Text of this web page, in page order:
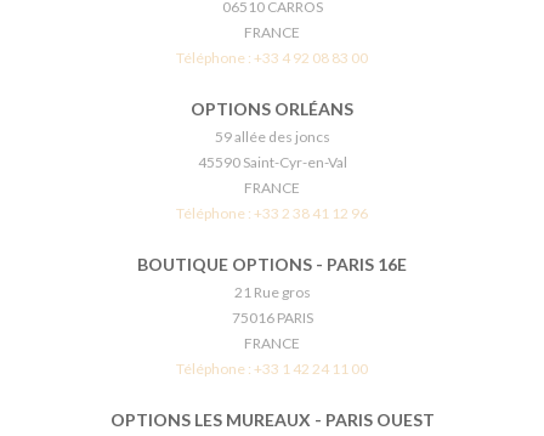
06510 CARROS
FRANCE
Téléphone : +33 4 92 08 83 00
OPTIONS ORLÉANS
59 allée des joncs
45590 Saint-Cyr-en-Val
FRANCE
Téléphone : +33 2 38 41 12 96
BOUTIQUE OPTIONS - PARIS 16E
21 Rue gros
75016 PARIS
FRANCE
Téléphone : +33 1 42 24 11 00
OPTIONS LES MUREAUX - PARIS OUEST